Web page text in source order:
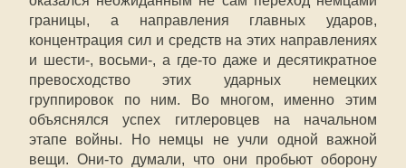
границы, а направления главных ударов,
концентрация сил и средств на этих направлениях
и шести-, восьми-, а где-то даже и десятикратное
превосходство этих ударных немецких
группировок по ним. Во многом, именно этим
объяснялся успех гитлеровцев на начальном
этапе войны. Но немцы не учли одной важной
вещи. Они-то думали, что они пробьют оборону